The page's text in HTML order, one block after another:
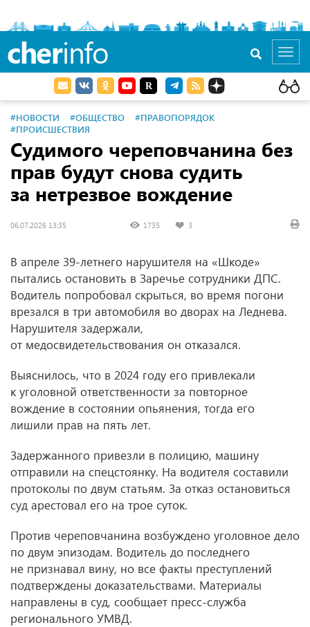
cherinfo
#НОВОСТИ #ОБЩЕСТВО
#ПРАВОПОРЯДОК
#ПРОИСШЕСТВИЯ
Судимого череповчанина без
прав будут снова судить
за нетрезвое вождение
06.07.2026 13:35 1735 3
В апреле 39-летнего нарушителя на «Шкоде»
пытались остановить в Заречье сотрудники ДПС.
Водитель попробовал скрыться, во время погони
врезался в три автомобиля во дворах на Леднева.
Нарушителя задержали,
от медосвидетельствования он отказался.
Выяснилось, что в 2024 году его привлекали
к уголовной ответственности за повторное
вождение в состоянии опьянения, тогда его
лишили прав на пять лет.
Задержанного привезли в полицию, машину
отправили на спецстоянку. На водителя составили
протоколы по двум статьям. За отказ остановиться
суд арестовал его на трое суток.
Против череповчанина возбуждено уголовное дело
по двум эпизодам. Водитель до последнего
не признавал вину, но все факты преступлений
подтверждены доказательствами. Материалы
направлены в суд, сообщает пресс-служба
регионального УМВД.